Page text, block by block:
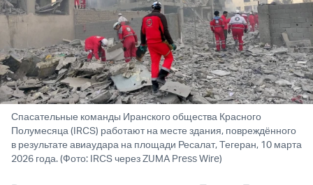
Спасательные команды Иранского общества Красного
Полумесяца (IRCS) работают на месте здания, повреждённого
в результате авиаудара на площади Ресалат, Тегеран, 10 марта
2026 года. (Фото: IRCS через ZUMA Press Wire)